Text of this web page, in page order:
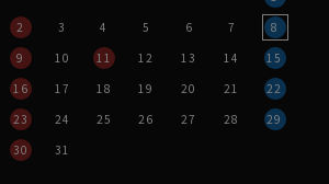
2
3 4 5 6 7
8
9
10 11 12 13 14
15
16
17 18 19 20 21
22
23
24 25 26 27 28
29
30
31